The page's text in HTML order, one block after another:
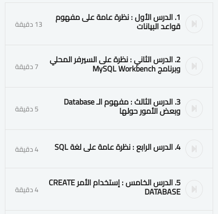
1. الدرس الأول : نظرة عامة على مفهوم
قواعد البيانات 13 دقيقة
2. الدرس الثاني : نظرة على السيرفر المحلي
وبرنامج MySQL Workbench 7 دقيقة
3. الدرس الثالث : مفهوم الـ Database
وبعض الأمور حولها 5 دقيقة
4. الدرس الرابع : نظرة عامة على لغة SQL 4 دقيقة
5. الدرس الخامس : إستخدام الأمر CREATE
DATABASE 4 دقيقة